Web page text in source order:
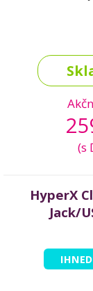
(s
HyperX
Jack/